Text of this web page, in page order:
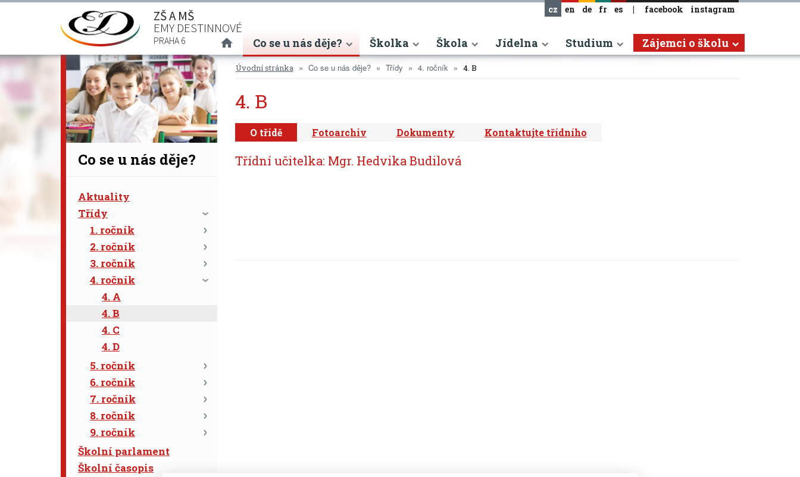
ZŠ A MŠ
EMY DESTINNOVÉ
PRAHA 6
cz en de fr es | facebook instagram
(current)
Co se u nás děje? Školka Škola Jídelna Studium Zájemci o školu
Co se u nás děje?
Aktuality
Třídy
1. ročník
2. ročník
3. ročník
4. ročník
4. A
4. B
4. C
4. D
5. ročník
6. ročník
7. ročník
8. ročník
9. ročník
Školní parlament
Školní časopis
Úvodní stránka Co se u nás děje? Třídy 4. ročník 4. B
4. B
O třídě Fotoarchiv Dokumenty Kontaktujte třídního
Třídní učitelka: Mgr. Hedvika Budilová